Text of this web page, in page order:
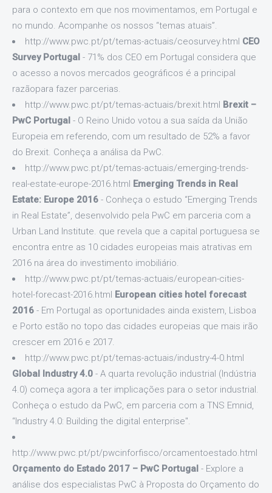
para o contexto em que nos movimentamos, em Portugal e
no mundo. Acompanhe os nossos “temas atuais”.
http://www.pwc.pt/pt/temas-actuais/ceosurvey.html CEO
Survey Portugal - 71% dos CEO em Portugal considera que
o acesso a novos mercados geográficos é a principal
razãopara fazer parcerias.
http://www.pwc.pt/pt/temas-actuais/brexit.html Brexit –
PwC Portugal - O Reino Unido votou a sua saída da União
Europeia em referendo, com um resultado de 52% a favor
do Brexit. Conheça a análisa da PwC.
http://www.pwc.pt/pt/temas-actuais/emerging-trends-
real-estate-europe-2016.html Emerging Trends in Real
Estate: Europe 2016 - Conheça o estudo “Emerging Trends
in Real Estate”, desenvolvido pela PwC em parceria com a
Urban Land Institute. que revela que a capital portuguesa se
encontra entre as 10 cidades europeias mais atrativas em
2016 na área do investimento imobiliário.
http://www.pwc.pt/pt/temas-actuais/european-cities-
hotel-forecast-2016.html European cities hotel forecast
2016 - Em Portugal as oportunidades ainda existem, Lisboa
e Porto estão no topo das cidades europeias que mais irão
crescer em 2016 e 2017.
http://www.pwc.pt/pt/temas-actuais/industry-4-0.html
Global Industry 4.0 - A quarta revolução industrial (Indústria
4.0) começa agora a ter implicações para o setor industrial.
Conheça o estudo da PwC, em parceria com a TNS Emnid,
“Industry 4.0: Building the digital enterprise".
http://www.pwc.pt/pt/pwcinforfisco/orcamentoestado.html
Orçamento do Estado 2017 – PwC Portugal - Explore a
análise dos especialistas PwC à Proposta do Orçamento do